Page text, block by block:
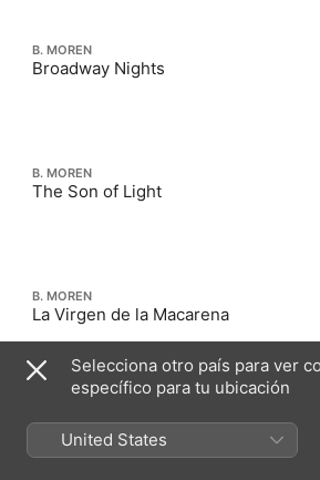
B. MOREN
Broadway Nights
B. MOREN
The Son of Light
B. MOREN
La Virgen de la Macarena
Selecciona otro país para ver
específico para tu ubicación
United States